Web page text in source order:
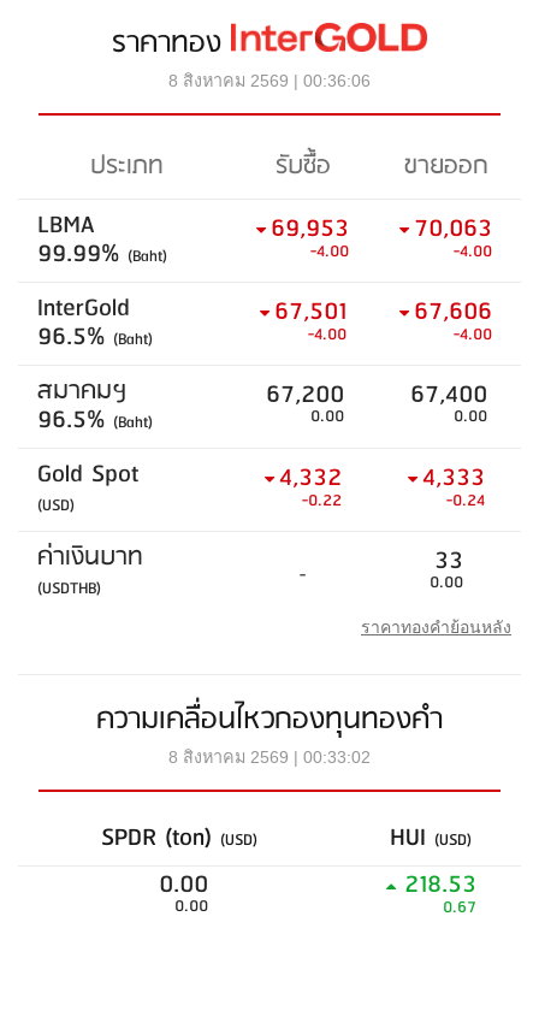
ราคาทอง
8 สิงหาคม 2569 | 00:36:06
ประเภท รับซื้อ
ขายออก
LBMA
99.99% (Baht)
69,953
-4.00
70,063
-4.00
InterGold
96.5% (Baht)
67,501
-4.00
67,606
-4.00
สมาคมฯ
96.5% (Baht)
67,200
0.00
67,400
0.00
Gold Spot
(USD)
4,332
-0.22
4,333
-0.24
ค่าเงินบาท
(USDTHB) - 33
0.00
ราคาทองคำย้อนหลัง
ความเคลื่อนไหวกองทุนทองคำ
8 สิงหาคม 2569 | 00:33:02
SPDR (ton) (USD) HUI (USD)
0.00
0.00
218.53
0.67